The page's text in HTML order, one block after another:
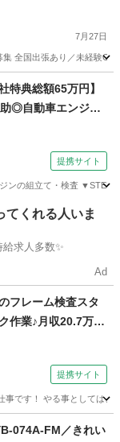
7月27日
全国出張あり／未経験
特典総額65万円】
◎自動車エンジン
ト運搬◎未経験OK
ル男性活躍中♪＜
提携サイト
の組立て・検査
てくれる人いま
！高時給求人多数✨
Ad
フレーム検査スタ
作業♪月収20.7万円
提携サイト
です！ やる事としては
074A-FM／きれい